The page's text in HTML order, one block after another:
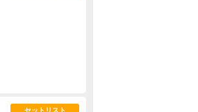
セットリスト